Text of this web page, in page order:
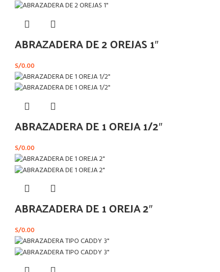
ABRAZADERA DE 2 OREJAS 1″
S/0.00
ABRAZADERA DE 1 OREJA 1/2″
S/0.00
ABRAZADERA DE 1 OREJA 2″
S/0.00